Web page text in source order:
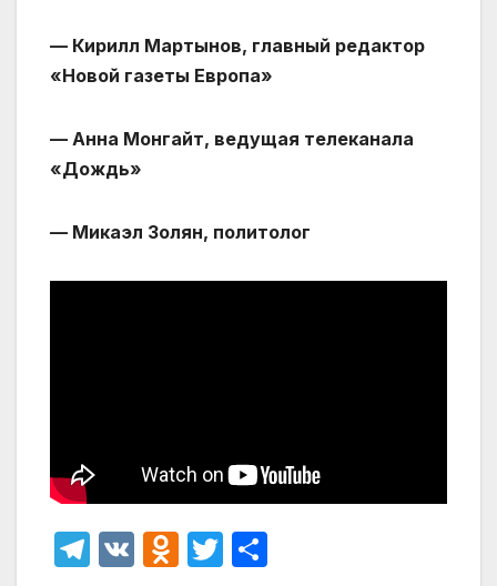
— Кирилл Мартынов, главный редактор
«Новой газеты Европа»
— Анна Монгайт, ведущая телеканала
«Дождь»
— Микаэл Золян, политолог
T
V
O T